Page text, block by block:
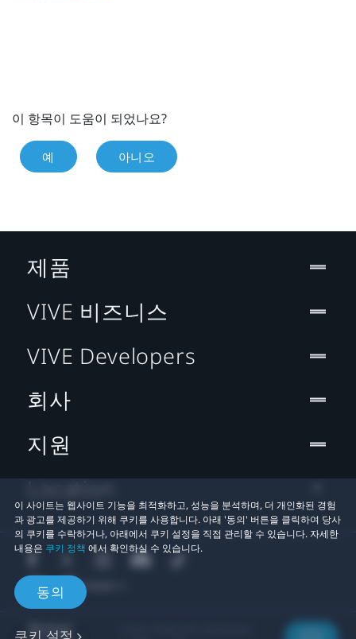
이 항목이 도움이 되었나요?
예 아니오
이 사이트는 웹사이트 기능을 최적화하고, 성능을 분석하며, 더 개인화된 경험
과 광고를 제공하기 위해 쿠키를 사용합니다. 아래 '동의' 버튼을 클릭하여 당사
의 쿠키를 수락하거나, 아래에서 쿠키 설정을 직접 관리할 수 있습니다. 자세한
내용은 쿠키 정책 에서 확인하실 수 있습니다.
동의
제품
VIVE 비즈니스
VIVE Developers
회사
지원
Location